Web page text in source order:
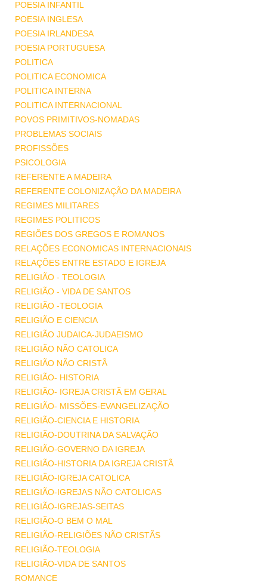
POESIA INFANTIL
POESIA INGLESA
POESIA IRLANDESA
POESIA PORTUGUESA
POLITICA
POLITICA ECONOMICA
POLITICA INTERNA
POLITICA INTERNACIONAL
POVOS PRIMITIVOS-NOMADAS
PROBLEMAS SOCIAIS
PROFISSÕES
PSICOLOGIA
REFERENTE A MADEIRA
REFERENTE COLONIZAÇÃO DA MADEIRA
REGIMES MILITARES
REGIMES POLITICOS
REGIÕES DOS GREGOS E ROMANOS
RELAÇÕES ECONOMICAS INTERNACIONAIS
RELAÇÕES ENTRE ESTADO E IGREJA
RELIGIÃO - TEOLOGIA
RELIGIÃO - VIDA DE SANTOS
RELIGIÃO -TEOLOGIA
RELIGIÃO E CIENCIA
RELIGIÃO JUDAICA-JUDAEISMO
RELIGIÃO NÃO CATOLICA
RELIGIÃO NÃO CRISTÃ
RELIGIÃO- HISTORIA
RELIGIÃO- IGREJA CRISTÃ EM GERAL
RELIGIÃO- MISSÕES-EVANGELIZAÇÃO
RELIGIÃO-CIENCIA E HISTORIA
RELIGIÃO-DOUTRINA DA SALVAÇÃO
RELIGIÃO-GOVERNO DA IGREJA
RELIGIÃO-HISTORIA DA IGREJA CRISTÃ
RELIGIÃO-IGREJA CATOLICA
RELIGIÃO-IGREJAS NÃO CATOLICAS
RELIGIÃO-IGREJAS-SEITAS
RELIGIÃO-O BEM O MAL
RELIGIÃO-RELIGIÕES NÃO CRISTÃS
RELIGIÃO-TEOLOGIA
RELIGIÃO-VIDA DE SANTOS
ROMANCE